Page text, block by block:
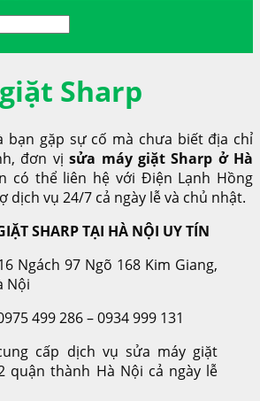
Sharp
bạn gặp sự cố mà chưa biết địa chỉ
đơn vịsửa máy giặt Sharp ở Hà
có thể liên hệ với Điện Lạnh Hồng
dịch vụ 24/7 cả ngày lễ và chủ nhật.
SHARP TẠI HÀ NỘI UY TÍN
Ngách 97 Ngõ 168 Kim Giang,
Nội
499 286 – 0934 999 131
cấp dịch vụ sửa máy giặt
quận thành Hà Nội cả ngày lễ